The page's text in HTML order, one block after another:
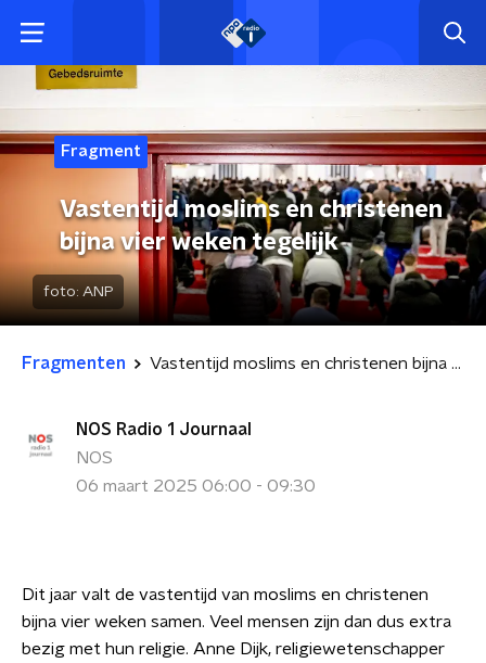
Fragment
Vastentijd moslims en christenen
bijna vier weken tegelijk
foto: ANP
Fragmenten Vastentijd moslims en christenen bijna vier weken tegelijk
NOS Radio 1 Journaal
NOS
06 maart 2025 06:00 - 09:30
Dit jaar valt de vastentijd van moslims en christenen
bijna vier weken samen. Veel mensen zijn dan dus extra
bezig met hun religie. Anne Dijk, religiewetenschapper